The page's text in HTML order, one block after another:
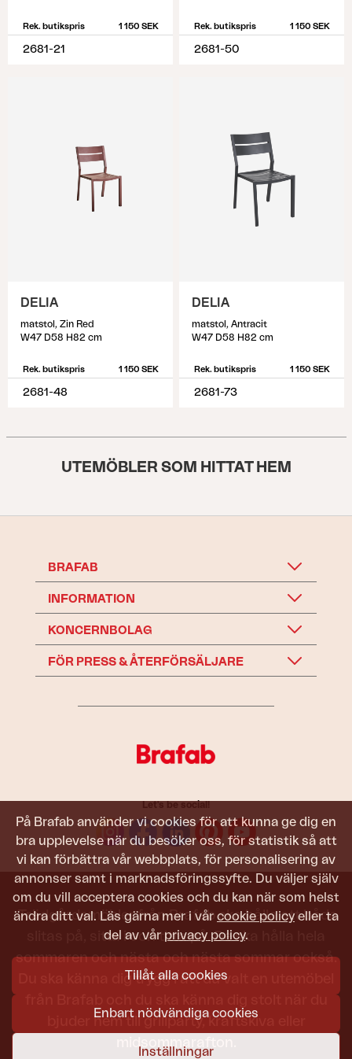
På Brafab använder vi cookies för att kunna ge dig en
bra upplevelse när du besöker oss, för statistik så att
vi kan förbättra vår webbplats, för personalisering av
annonser samt i marknadsföringssyfte. Du väljer själv
om du vill acceptera cookies och du kan när som helst
ändra ditt val. Läs gärna mer i vår cookie policy eller ta
del av vår privacy policy.
Tillåt alla cookies
Enbart nödvändiga cookies
Inställningar
Rek. butikspris 1 150 SEK
2681-21
Rek. butikspris 1 150 SEK
2681-50
DELIA
matstol, Zin Red
W47 D58 H82 cm
Rek. butikspris 1 150 SEK
2681-48
DELIA
matstol, Antracit
W47 D58 H82 cm
Rek. butikspris 1 150 SEK
2681-73
UTEMÖBLER SOM HITTAT HEM
BRAFAB
INFORMATION
KONCERNBOLAG
FÖR PRESS & ÅTERFÖRSÄLJARE
Let's be social!
Trädgårdsmöbler från Brafab ska hålla att både
slitas på, sitta i och titta på. De ska hålla hela
sommaren och nästa och nästa sommar också.
Du ska känna dig trygg i att du valt en utemöbel
bjuder hem till grillparty, kräftskiva eller